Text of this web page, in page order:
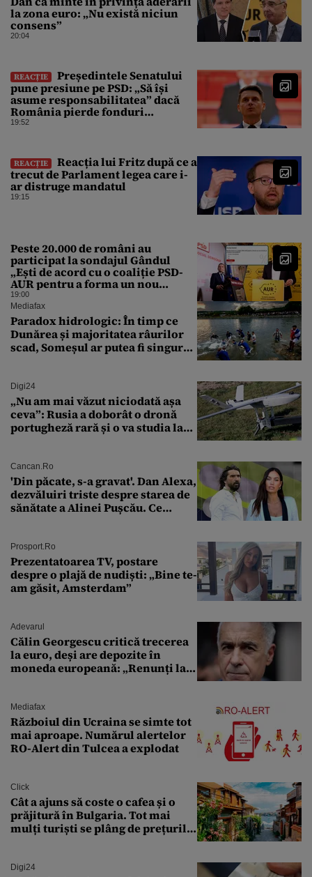
la zona euro: „Nu există niciun
consens”
20:04
REACȚIE
Președintele Senatului
pune presiune pe PSD: „Să își
asume responsabilitatea” dacă
România pierde fonduri
europene din cauza legilor
19:52
REACȚIE
Reacția lui Fritz după ce a
trecut de Parlament legea care i-
ar distruge mandatul
19:15
Peste 20.000 de români au
participat la sondajul Gândul
„Ești de acord cu o coaliție PSD-
AUR pentru a forma un nou
Guvern și a încheia criza
politică?”. Rezultatul a fost
surprinzător
19:00
Mediafax
Paradox hidrologic: În timp ce
Dunărea și majoritatea râurilor
scad, Someșul ar putea fi singurul
Digi24
„Nu am mai văzut niciodată așa
ceva”: Rusia a doborât o dronă
portugheză rară și o va studia la
Cancan.ro
'Din păcate, s-a gravat'. Dan Alexa,
dezvăluiri triste despre starea de
sănătate a Alinei Pușcău. Ce
Prosport.ro
Prezentatoarea TV, postare
despre o plajă de nudiști: „Bine te-
am găsit, Amsterdam”
Adevarul
Călin Georgescu critică trecerea
la euro, deși are depozite în
moneda europeană: „Renunți la
Mediafax
Războiul din Ucraina se simte tot
mai aproape. Numărul alertelor
RO-Alert din Tulcea a explodat
Click
Cât a ajuns să coste o cafea și o
prăjitură în Bulgaria. Tot mai
mulți turiști se plâng de prețurile
Digi24